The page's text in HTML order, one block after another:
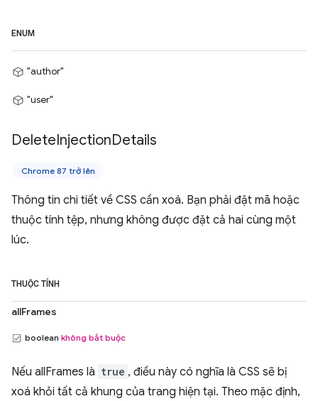
ENUM
"author"
"user"
DeleteInjectionDetails
Chrome 87 trở lên
Thông tin chi tiết về CSS cần xoá. Bạn phải đặt mã hoặc
thuộc tính tệp, nhưng không được đặt cả hai cùng một
lúc.
THUỘC TÍNH
allFrames
boolean không bắt buộc
Nếu allFrames là true , điều này có nghĩa là CSS sẽ bị
xoá khỏi tất cả khung của trang hiện tại. Theo mặc định,